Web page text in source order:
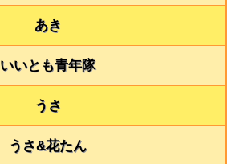
あき
いいとも青年隊
うさ
うさ&花たん